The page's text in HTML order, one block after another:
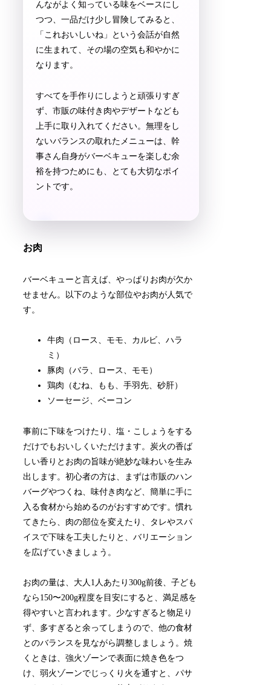
んながよく知っている味をベースにし
つつ、一品だけ少し冒険してみると、
「これおいしいね」という会話が自然
に生まれて、その場の空気も和やかに
なります。
すべてを手作りにしようと頑張りすぎ
ず、市販の味付き肉やデザートなども
上手に取り入れてください。無理をし
ないバランスの取れたメニューは、幹
事さん自身がバーベキューを楽しむ余
裕を持つためにも、とても大切なポイ
ントです。
お肉
バーベキューと言えば、やっぱりお肉が欠か
せません。以下のような部位やお肉が人気で
す。
牛肉（ロース、モモ、カルビ、ハラ
ミ）
豚肉（バラ、ロース、モモ）
鶏肉（むね、もも、手羽先、砂肝）
ソーセージ、ベーコン
事前に下味をつけたり、塩・こしょうをする
だけでもおいしくいただけます。炭火の香ば
しい香りとお肉の旨味が絶妙な味わいを生み
出します。初心者の方は、まずは市販のハン
バーグやつくね、味付き肉など、簡単に手に
入る食材から始めるのがおすすめです。慣れ
てきたら、肉の部位を変えたり、タレやスパ
イスで下味を工夫したりと、バリエーション
を広げていきましょう。
お肉の量は、大人1人あたり300g前後、子ども
なら150〜200g程度を目安にすると、満足感を
得やすいと言われます。少なすぎると物足り
ず、多すぎると余ってしまうので、他の食材
とのバランスを見ながら調整しましょう。焼
くときは、強火ゾーンで表面に焼き色をつ
け、弱火ゾーンでじっくり火を通すと、パサ